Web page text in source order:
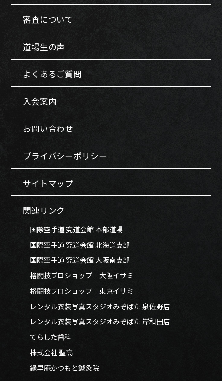
審査について
道場生の声
よくあるご質問
入会案内
お問い合わせ
プライバシーポリシー
サイトマップ
関連リンク
国際空手道 究道会館 本部道場
国際空手道 究道会館 北海道支部
国際空手道 究道会館 大阪南支部
格闘技プロショップ 大阪イサミ
格闘技プロショップ 東京イサミ
レンタル衣装写真スタジオみぞばた 泉佐野店
レンタル衣装写真スタジオみぞばた 岸和田店
てらした歯科
株式会社 聖高
縁里庵かつもと鍼灸院